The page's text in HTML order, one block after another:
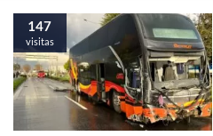
147
visitas